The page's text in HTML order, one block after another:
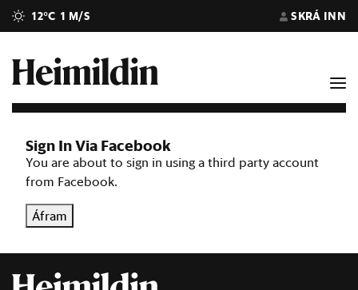
12°C 1 M/S SKRÁ INN
Sign In Via Facebook
You are about to sign in using a third party account
from Facebook.
Áfram